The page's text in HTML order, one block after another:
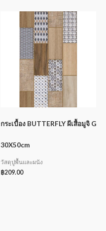
กระเบื้อง BUTTERFLY ผีเสื้อมูจิ G
30X50cm
วัสดุปูพื้นและผนัง
฿209.00